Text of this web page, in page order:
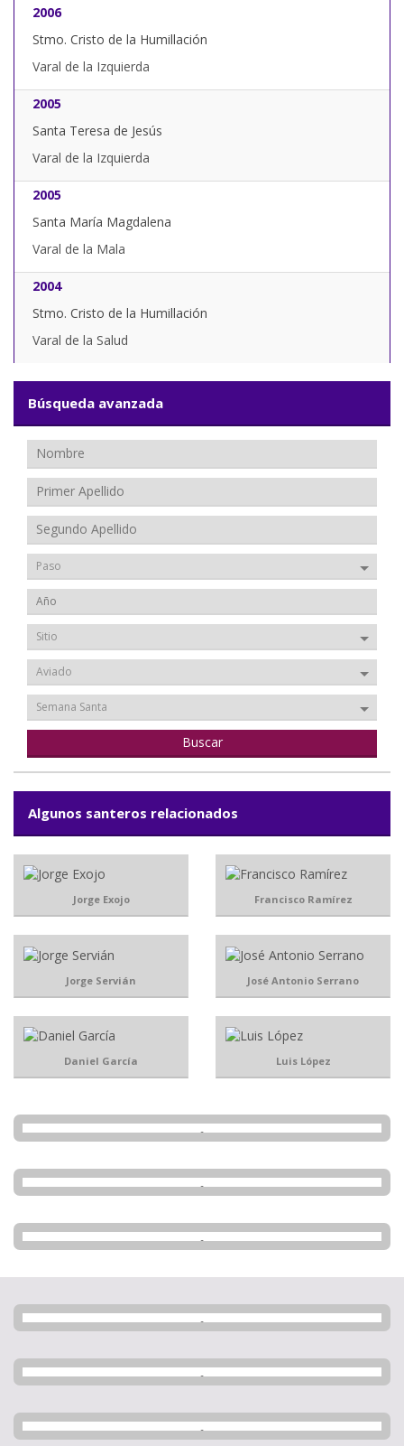
2006
Stmo. Cristo de la Humillación
Varal de la Izquierda
2005
Santa Teresa de Jesús
Varal de la Izquierda
2005
Santa María Magdalena
Varal de la Mala
2004
Stmo. Cristo de la Humillación
Varal de la Salud
Búsqueda avanzada
Paso
Sitio
Aviado
Semana Santa
Algunos santeros relacionados
Jorge Exojo Francisco Ramírez
Jorge Servián José Antonio Serrano
Daniel García Luis López